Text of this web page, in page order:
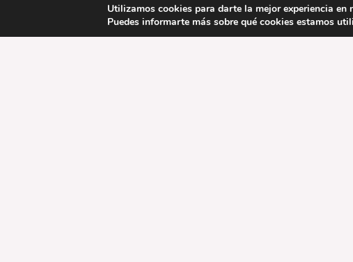
Utilizamos cookies para darte la mejor experiencia en
Puedes informarte más sobre qué cookies estamos